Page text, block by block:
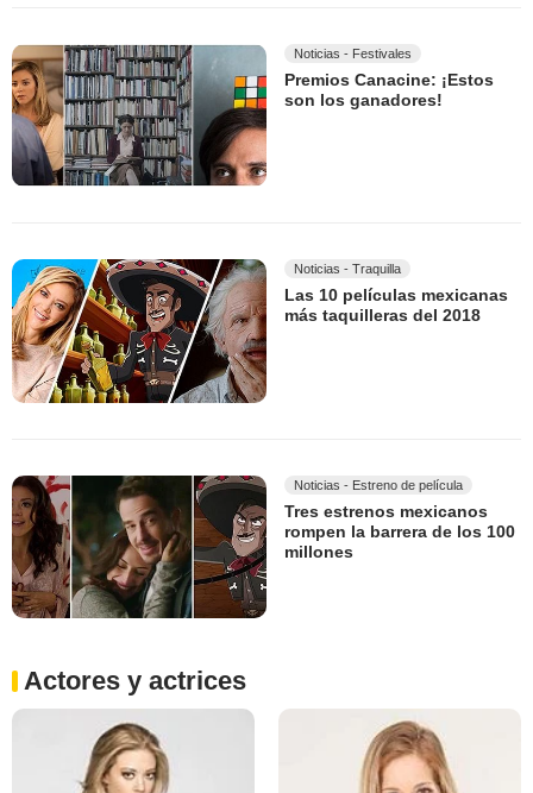
Noticias - Festivales
Premios Canacine: ¡Estos
son los ganadores!
Noticias - Traquilla
Las 10 películas mexicanas
más taquilleras del 2018
Noticias - Estreno de película
Tres estrenos mexicanos
rompen la barrera de los 100
millones
Actores y actrices